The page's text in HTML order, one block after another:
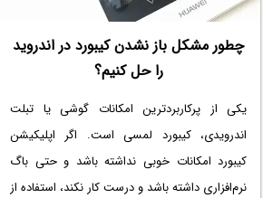
چطور مشکل باز نشدن کیبورد در اندروید
را حل کنیم؟
یکی از پرکاربردترین امکانات گوشی یا تبلت
اندرویدی، کیبورد لمسی است. اگر اپلیکیشن
کیبورد امکانات خوبی نداشته باشد و حتی باگ
نرم‌افزاری داشته باشد و درست کار نکند، استفاده از